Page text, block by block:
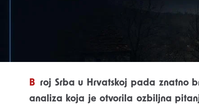
Broj Srba u Hrvatskoj pada znatno brže od ukupnog broja stanovnika, pokazala je nova
analiza koja je otvorila ozbiljna